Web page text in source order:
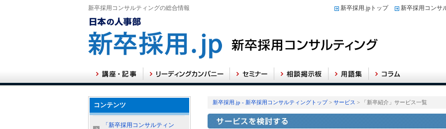
新卒採用コンサルティングの総合情報 新卒採用.jpトップ 新卒採用コンサ
新卒採用.jp - 新卒採用コンサルティングトップ> サービス > 「新卒紹介」サービス一覧
コンテンツ
「新卒採用コンサルティン